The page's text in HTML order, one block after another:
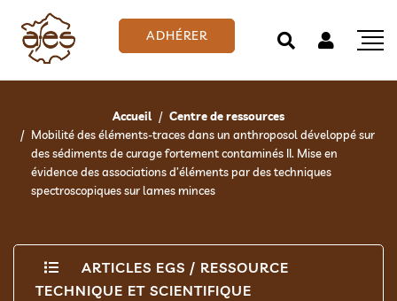
ADHÉRER
Accueil
Centre de ressources
Mobilité des éléments-traces dans un anthroposol développé sur
des sédiments de curage fortement contaminés II. Mise en
évidence des associations d’éléments par des techniques
spectroscopiques sur lames minces
ARTICLES EGS / RESSOURCE
TECHNIQUE ET SCIENTIFIQUE